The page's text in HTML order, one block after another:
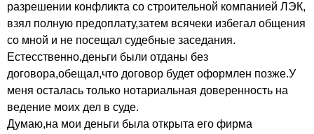
разрешении конфликта со строительной компанией ЛЭК,
взял полную предоплату,затем всячеки избегал общения
со мной и не посещал судебные заседания.
Естесственно,деньги были отданы без
договора,обещал,что договор будет оформлен позже.У
меня осталась только нотариальная доверенность на
ведение моих дел в суде.
Думаю,на мои деньги была открыта его фирма